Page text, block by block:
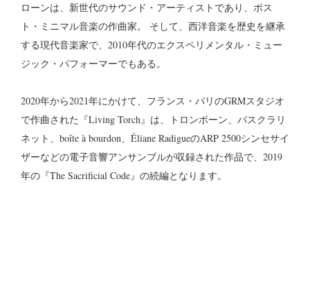
ローンは、 新世代のサウンド・アーティストであり、ポス
ト・ミニマル音楽の作曲家。 そして、西洋音楽を歴史を継承
する現代音楽家で、2010年代のエクスペリメンタル・ミュー
ジック・パフォーマーでもある。
2020年から2021年にかけて、フランス・パリのGRMスタジオ
で作曲された『Living Torch』は、トロンボーン、バスクラリ
ネット、boîte à bourdon、Éliane RadigueのARP 2500シンセサイ
ザーなどの電子音響アンサンブルが収録された作品で、2019
年の『The Sacrificial Code』の続編となります。